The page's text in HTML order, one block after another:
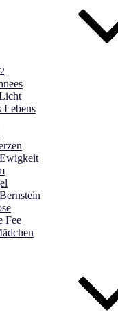
Lebens
Fee